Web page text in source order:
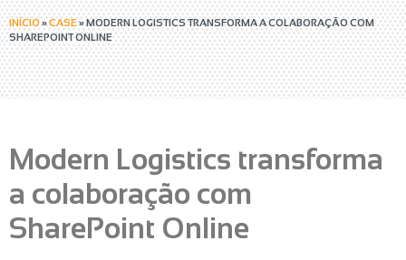
INÍCIO»CASE»MODERN LOGISTICS TRANSFORMA A COLABORAÇÃO COM
SHAREPOINT ONLINE
Modern Logistics transforma
a colaboração com
SharePoint Online